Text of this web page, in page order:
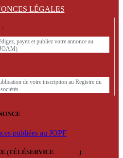
LÉGALES
:
payez et publiez votre annonce au
de votre inscription au Registre du
publiées au JOPF
(TÉLÉSERVICE )